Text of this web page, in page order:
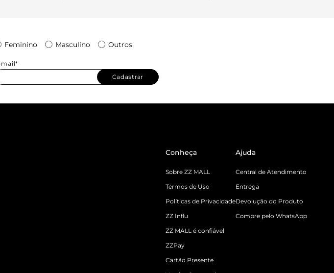
Feminino Masculino Outros
mail*
Cadastrar
Conheça
Sobre ZZ MALL
Termos de Uso
Políticas de Privacidade
ZZ Influ
ZZ MALL é confiável
ZZPay
Cartão Presente
Ajuda
Central de Atendimento
Entrega
Devolução do Produto
Compre pelo WhatsApp